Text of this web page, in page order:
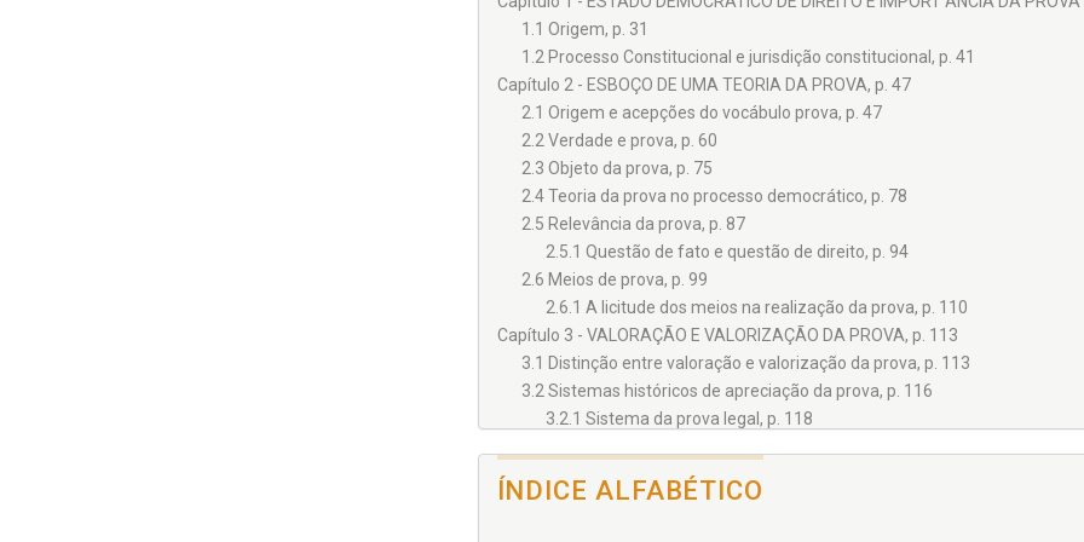
1.1 Origem, p. 31
1.2 Processo Constitucional e jurisdição constitucional, p. 41
Capítulo 2 - ESBOÇO DE UMA TEORIA DA PROVA, p. 47
2.1 Origem e acepções do vocábulo prova, p. 47
2.2 Verdade e prova, p. 60
2.3 Objeto da prova, p. 75
2.4 Teoria da prova no processo democrático, p. 78
2.5 Relevância da prova, p. 87
2.5.1 Questão de fato e questão de direito, p. 94
2.6 Meios de prova, p. 99
2.6.1 A licitude dos meios na realização da prova, p. 110
Capítulo 3 - VALORAÇÃO E VALORIZAÇÃO DA PROVA, p. 113
3.1 Distinção entre valoração e valorização da prova, p. 113
3.2 Sistemas históricos de apreciação da prova, p. 116
3.2.1 Sistema da prova legal, p. 118
3.2.3 Sistema da persuasão racional, p. 123
3.4 Noções sobre o convencimento judicial, a valoração e a valorização da
ÍNDICE ALFABÉTICO